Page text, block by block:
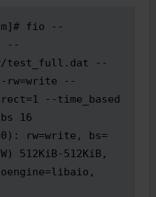
fio --
--
/test_full.dat --
rw=write --
--time_based
16
rw=write, bs=
512KiB-512KiB,